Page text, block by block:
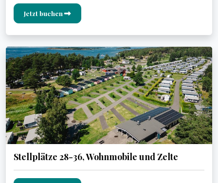
Jetzt buchen
Stellplätze 28-36, Wohnmobile und Zelte